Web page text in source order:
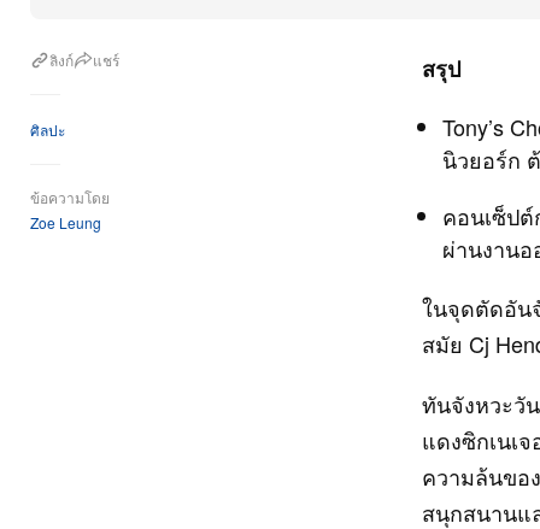
ลิงก์ แชร์
ศิลปะ
ข้อความโดย
Zoe Leung
สรุป
Tony’s
นิวยอร์ก
คอนเซ็ป
ผ่านงาน
ในจุดตัดอัน
สมัย Cj
ทันจังหวะวั
แดงซิกเนเ
ความล้นขอ
สนุกสนานแ